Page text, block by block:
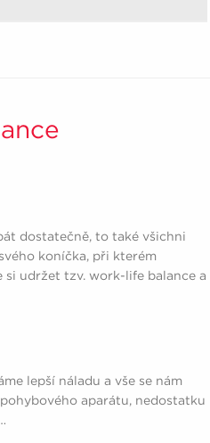
dostatečně, to také všichni
koníčka, při kterém
udržet tzv. work-life balance a
lepší náladu a vše se nám
aparátu, nedostatku